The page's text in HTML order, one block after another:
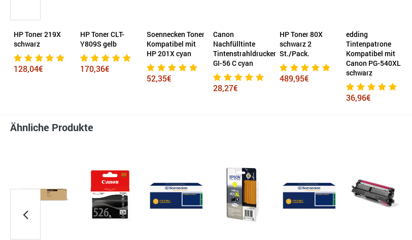
HP Toner 219X
schwarz
128,04€
HP Toner CLT-
Y809S gelb
170,36€
Soennecken Toner
Kompatibel mit
HP 201X cyan
52,35€
Canon
Nachfülltinte
Tintenstrahldrucker
GI-56 C cyan
28,27€
HP Toner 80X
schwarz 2
St./Pack.
489,95€
edding
Tintenpatrone
Kompatibel mit
Canon PG-540XL
schwarz
36,96€
Ähnliche Produkte